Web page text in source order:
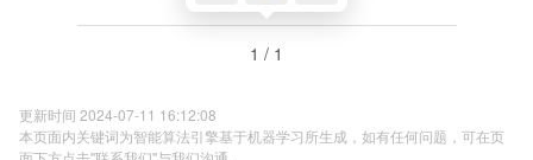
1 / 1
更新时间 2024-07-11 16:12:08
本页面内关键词为智能算法引擎基于机器学习所生成，如有任何问题，可在页